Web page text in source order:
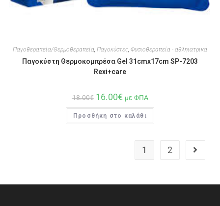
Παγοθεραπεία/Θερμοθεραπεία, Παγοκύστες, Φυσιοθεραπεία - αθληιατρικά
Παγοκύστη Θερμοκομπρέσα Gel 31cmx17cm SP-7203
Rexi+care
18.00€ 16.00€ με ΦΠΑ
Προσθήκη στο καλάθι
1 2